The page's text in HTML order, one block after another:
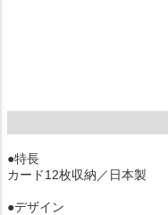
●特長
カード12枚収納／日本製
●デザイン